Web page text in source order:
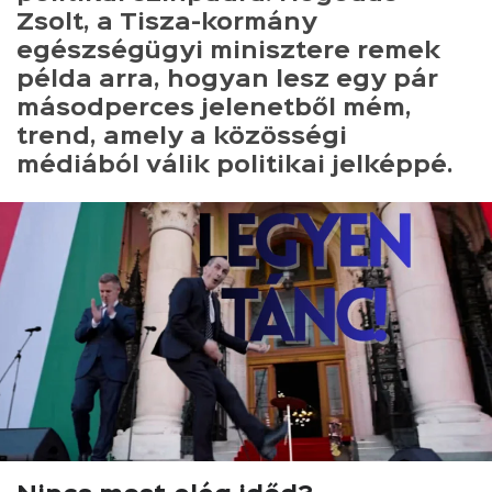
Zsolt, a Tisza-kormány
egészségügyi minisztere remek
példa arra, hogyan lesz egy pár
másodperces jelenetből mém,
trend, amely a közösségi
médiából válik politikai jelképpé.